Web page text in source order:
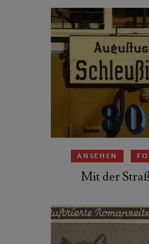
ANSEHEN
Mit der